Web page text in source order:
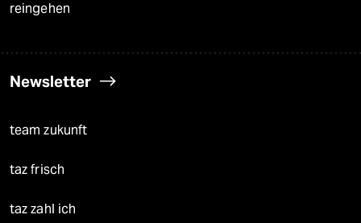
reingehen
Newsletter
team zukunft
taz frisch
taz zahl ich